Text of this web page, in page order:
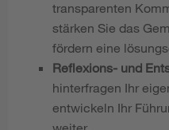
transparenten
stärken Sie das
fördern eine
Reflexions- und
hinterfragen Ihr
entwickeln Ihr
weiter.